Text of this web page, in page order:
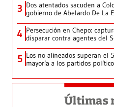
3 Dos atentados sacuden a
gobierno de Abelardo De La
4 Persecución en Chepo:
disparar contra agentes del
5 Los no alineados superan el
mayoría a los partidos
Últimas